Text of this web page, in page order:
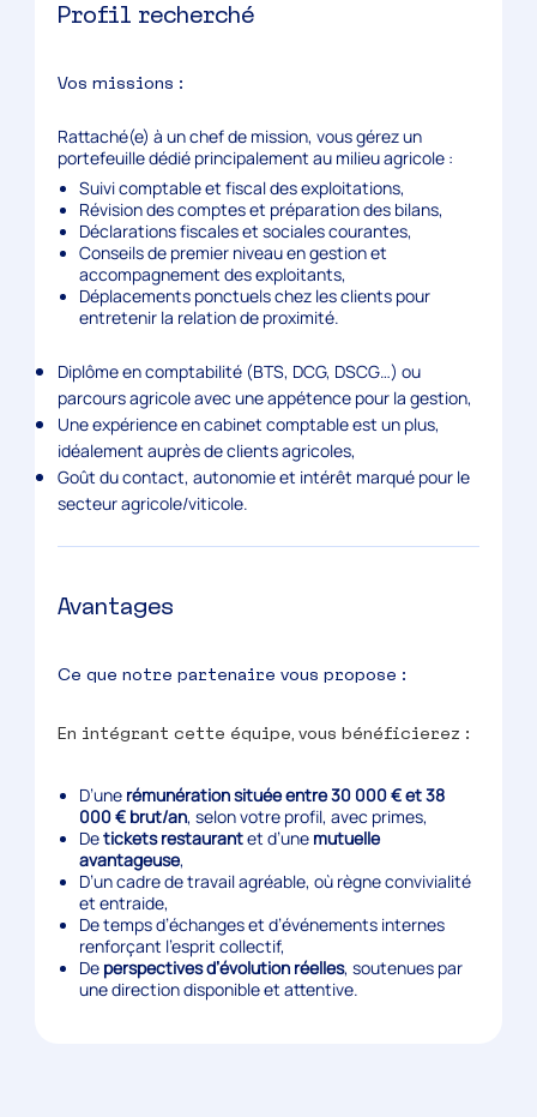
Profil recherché
Vos missions :
Rattaché(e) à un chef de mission, vous gérez un
portefeuille dédié principalement au milieu agricole :
Suivi comptable et fiscal des exploitations,
Révision des comptes et préparation des bilans,
Déclarations fiscales et sociales courantes,
Conseils de premier niveau en gestion et
accompagnement des exploitants,
Déplacements ponctuels chez les clients pour
entretenir la relation de proximité.
Diplôme en comptabilité (BTS, DCG, DSCG…) ou
parcours agricole avec une appétence pour la gestion,
Une expérience en cabinet comptable est un plus,
idéalement auprès de clients agricoles,
Goût du contact, autonomie et intérêt marqué pour le
secteur agricole/viticole.
Avantages
Ce que notre partenaire vous propose :
En intégrant cette équipe, vous bénéficierez :
D’une rémunération située entre 30 000 € et 38
000 € brut/an, selon votre profil, avec primes,
Detickets restaurantet d’une mutuelle
avantageuse,
D’un cadre de travail agréable, où règne convivialité
et entraide,
De temps d’échanges et d’événements internes
renforçant l’esprit collectif,
De perspectives d’évolution réelles, soutenues par
une direction disponible et attentive.